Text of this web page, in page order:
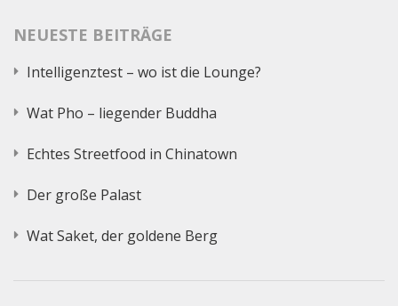
NEUESTE BEITRÄGE
Intelligenztest – wo ist die Lounge?
Wat Pho – liegender Buddha
Echtes Streetfood in Chinatown
Der große Palast
Wat Saket, der goldene Berg